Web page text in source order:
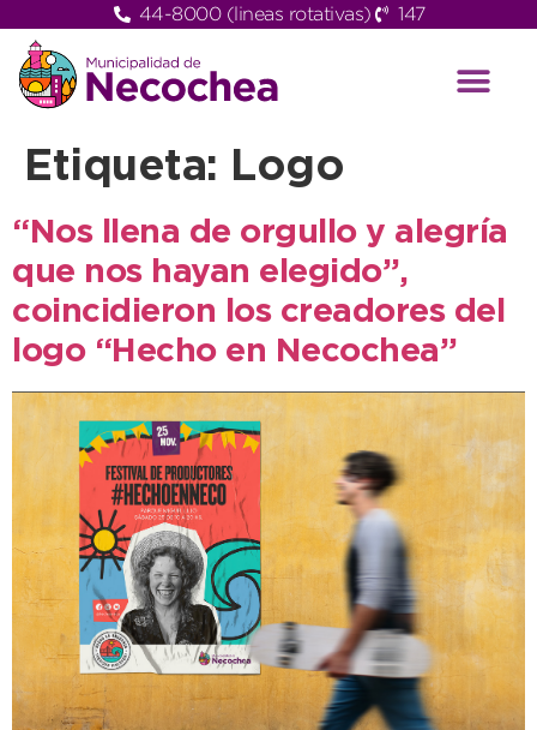
44-8000 (lineas rotativas) 147
Etiqueta: Logo
“Nos llena de orgullo y alegría
que nos hayan elegido”,
coincidieron los creadores del
logo “Hecho en Necochea”